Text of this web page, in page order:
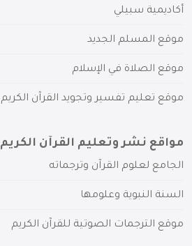
أكاديمية سبيلي
موقع المسلم الجديد
موقع الصلاة في الإسلام
موقع تعليم تفسير وتجويد القرآن الكريم
مواقع نشر وتعليم القرآن الكريم
الجامع لعلوم القرآن وترجماته
السنة النبوية وعلومها
موقع الترجمات الصوتية للقرآن الكريم